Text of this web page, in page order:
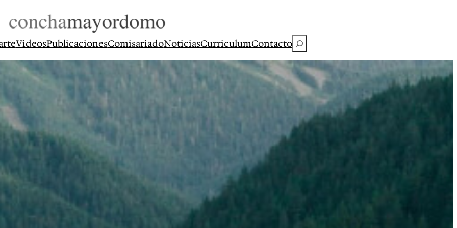
VideosPublicacionesComisariadoNoticiasCurriculumContactoBuscar